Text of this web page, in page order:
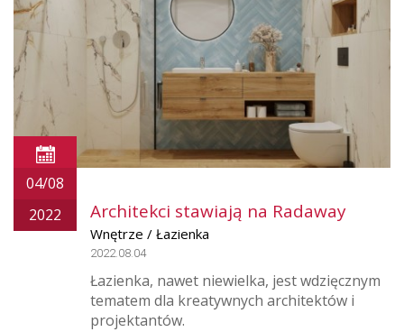
04/08
2022
Architekci stawiają na Radaway
Wnętrze / Łazienka
2022.08.04
Łazienka, nawet niewielka, jest wdzięcznym
tematem dla kreatywnych architektów i
projektantów.